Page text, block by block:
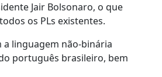
Jair Bolsonaro, o que
os PLs existentes.
linguagem não-binária
português brasileiro, bem